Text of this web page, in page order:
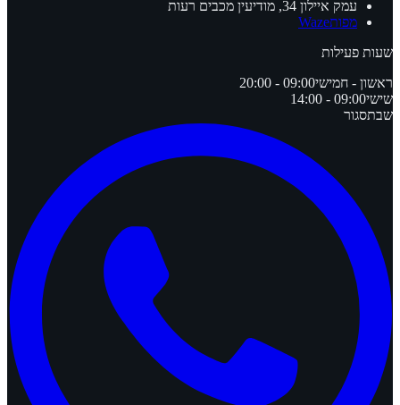
עמק איילון 34, מודיעין מכבים רעות
מפותWaze
שעות פעילות
ראשון - חמישי09:00 - 20:00
שישי09:00 - 14:00
שבתסגור